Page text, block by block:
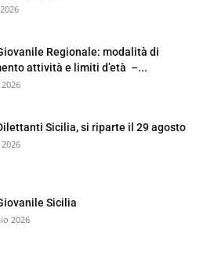
Regionale: modalità di
attività e limiti d’età –...
Sicilia, si riparte il 29 agosto
Sicilia
2026